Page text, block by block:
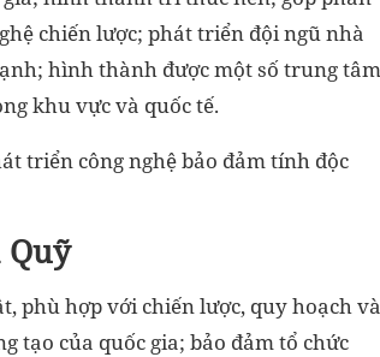
chiến lược; phát triển đội ngũ nhà
hình thành được một số trung tâm
khu vực và quốc tế.
triển công nghệ bảo đảm tính độc
Quỹ
phù hợp với chiến lược, quy hoạch và
tạo của quốc gia; bảo đảm tổ chức